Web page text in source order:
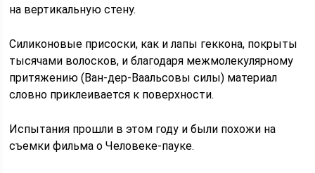
на вертикальную стену.
Силиконовые присоски, как и лапы геккона, покрыты
тысячами волосков, и благодаря межмолекулярному
притяжению (Ван-дер-Ваальсовы силы) материал
словно приклеивается к поверхности.
Испытания прошли в этом году и были похожи на
съемки фильма о Человеке-пауке.